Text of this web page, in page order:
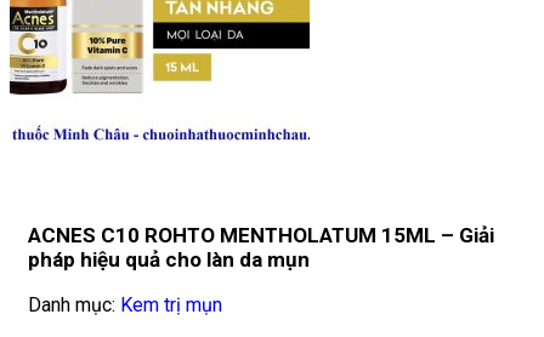
ACNES C10 ROHTO MENTHOLATUM 15ML – Giải
pháp hiệu quả cho làn da mụn
Danh mục: Kem trị mụn